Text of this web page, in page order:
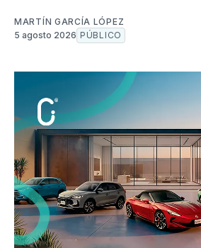
MARTÍN GARCÍA LÓPEZ
5 agosto 2026 PÚBLICO